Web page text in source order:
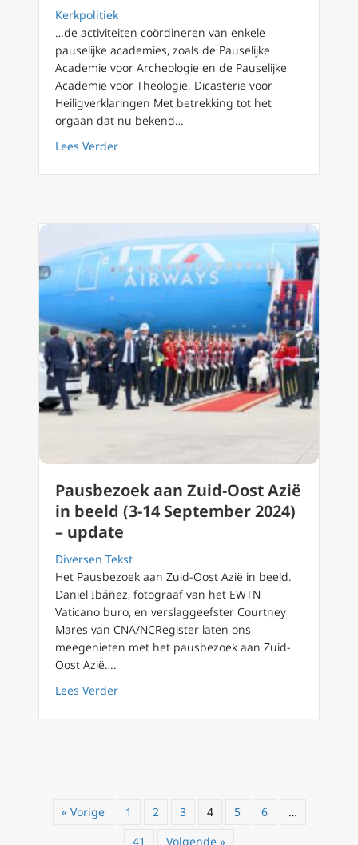
Kerkpolitiek
…de activiteiten coördineren van enkele
pauselijke academies, zoals de Pauselijke
Academie voor Archeologie en de Pauselijke
Academie voor Theologie. Dicasterie voor
Heiligverklaringen Met betrekking tot het
orgaan dat nu bekend…
Lees Verderabout Hoe ‘Praedicate Evangelium’ de
Pausbezoek aan Zuid-Oost Azië
in beeld (3-14 September 2024)
– update
Diversen Tekst
Het Pausbezoek aan Zuid-Oost Azië in beeld.
Daniel Ibáñez, fotograaf van het EWTN
Vaticano buro, en verslaggeefster Courtney
Mares van CNA/NCRegister laten ons
meegenieten met het pausbezoek aan Zuid-
Oost Azië….
Lees Verderabout Pausbezoek aan Zuid-Oost Azië in
« Vorige 1 2 3 4 5 6
…
41
Volgende »